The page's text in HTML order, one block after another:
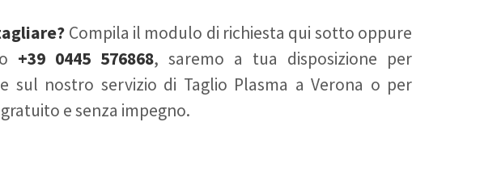
Compila il modulo di richiesta qui sotto oppure
+39 0445 576868, saremo a tua disposizione per
sul nostro servizio di Taglio Plasma a Verona o per
e senza impegno.